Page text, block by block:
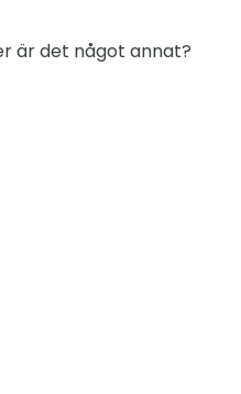
är det något annat?